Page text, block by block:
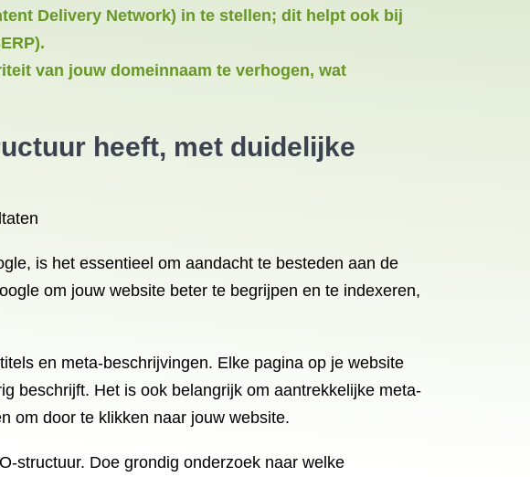
Delivery Network) in te stellen; dit helpt ook bij
van jouw domeinnaam te verhogen, wat
heeft, met duidelijke
is het essentieel om aandacht te besteden aan de
om jouw website beter te begrijpen en te indexeren,
en meta-beschrijvingen. Elke pagina op je website
beschrijft. Het is ook belangrijk om aantrekkelijke meta-
om door te klikken naar jouw website.
structuur. Doe grondig onderzoek naar welke